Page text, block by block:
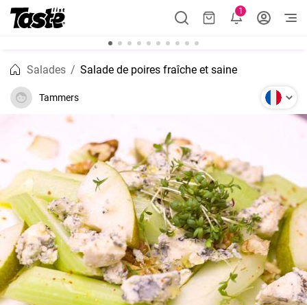
1
Salades Salade de poires fraîche et saine
Tammers